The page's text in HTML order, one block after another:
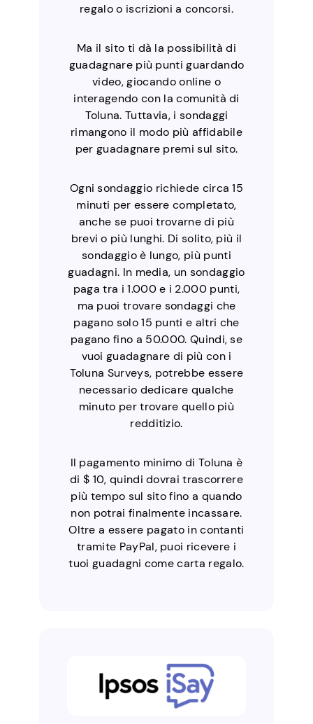
regalo o iscrizioni a concorsi.
Ma il sito ti dà la possibilità di
guadagnare più punti guardando
video, giocando online o
interagendo con la comunità di
Toluna. Tuttavia, i sondaggi
rimangono il modo più affidabile
per guadagnare premi sul sito.
Ogni sondaggio richiede circa 15
minuti per essere completato,
anche se puoi trovarne di più
brevi o più lunghi. Di solito, più il
sondaggio è lungo, più punti
guadagni. In media, un sondaggio
paga tra i 1.000 e i 2.000 punti,
ma puoi trovare sondaggi che
pagano solo 15 punti e altri che
pagano fino a 50.000. Quindi, se
vuoi guadagnare di più con i
Toluna Surveys, potrebbe essere
necessario dedicare qualche
minuto per trovare quello più
redditizio.
Il pagamento minimo di Toluna è
di $ 10, quindi dovrai trascorrere
più tempo sul sito fino a quando
non potrai finalmente incassare.
Oltre a essere pagato in contanti
tramite PayPal, puoi ricevere i
tuoi guadagni come carta regalo.